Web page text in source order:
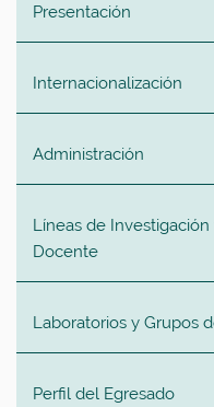
Presentación
Internacionalización
Administración
Líneas de
Docente
Laboratorios y Grupos
Perfil del Egresado